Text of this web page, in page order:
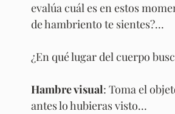
evalúa cuál es en estos
de hambriento te sientes?…
¿En qué lugar del cuerpo
Hambre visual: Toma el
antes lo hubieras visto…